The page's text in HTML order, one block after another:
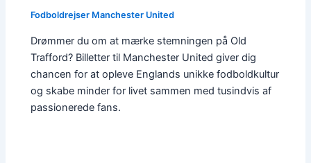
Fodboldrejser Manchester United
Drømmer du om at mærke stemningen på Old
Trafford? Billetter til Manchester United giver dig
chancen for at opleve Englands unikke fodboldkultur
og skabe minder for livet sammen med tusindvis af
passionerede fans.